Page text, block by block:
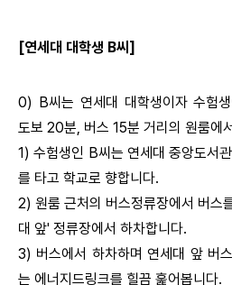
[연세대 대학생 B씨]
0) B씨는 연세대 대학생이자 수험
도보 20분, 버스 15분 거리의 원룸에
1) 수험생인 B씨는 연세대 중앙도서
를 타고 학교로 향합니다.
2) 원룸 근처의 버스정류장에서 버스
대 앞' 정류장에서 하차합니다.
3) 버스에서 하차하며 연세대 앞 버
는 에너지드링크를 힐끔 훑어봅니다.